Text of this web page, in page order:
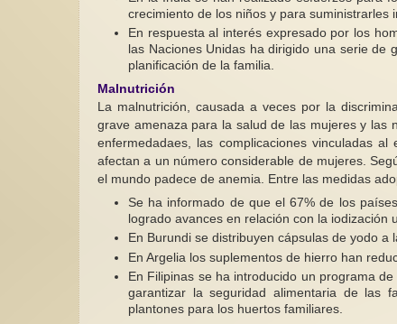
crecimiento de los niños y para suministrarles
En respuesta al interés expresado por los
las Naciones Unidas ha dirigido una serie
planificación de la familia.
Malnutrición
La malnutrición, causada a veces por la
grave amenaza para la salud de las mujeres y las
enfermedadaes, las complicaciones vinculadas
afectan a un número considerable de mujeres.
el mundo padece de anemia. Entre las medidas
Se ha informado de que el 67% de los
logrado avances en relación con la iodización
En Burundi se distribuyen cápsulas de yodo
En Argelia los suplementos de hierro han
En Filipinas se ha introducido un programa
garantizar la seguridad alimentaria de las
plantones para los huertos familiares.